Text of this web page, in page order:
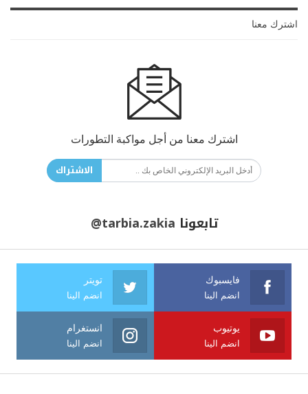
اشترك معنا
اشترك معنا من أجل مواكبة التطورات
الاشتراك
تابعونا @tarbia.zakia
فايسبوك
انضم الينا
تويتر
انضم الينا
يوتيوب
انضم الينا
انستغرام
انضم الينا